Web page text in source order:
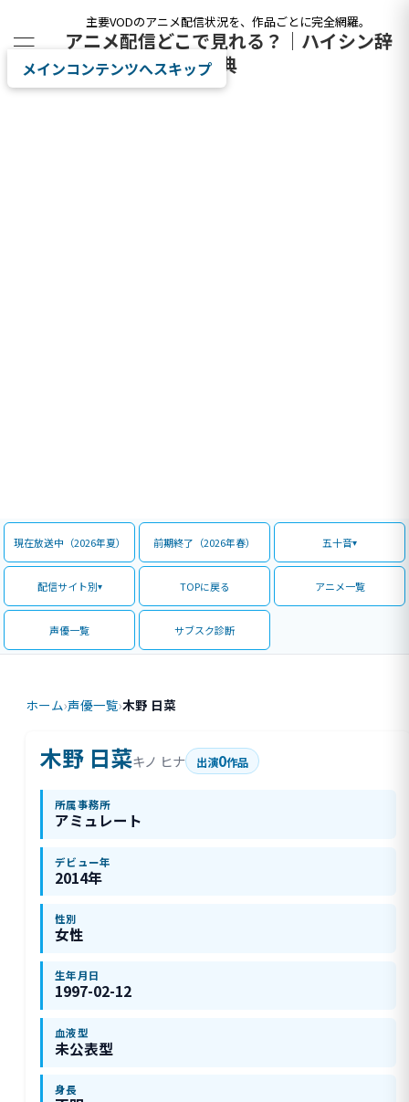
主要VODのアニメ配信状況を、作品ごとに完全網羅。
アニメ配信どこで見れる？｜ハイシン辞
典
メインコンテンツへスキップ
現在放送中（2026年夏） 前期終了（2026年春） 五十音
配信サイト別 TOPに戻る アニメ一覧
声優一覧 サブスク診断
ホーム›声優一覧›木野 日菜
木野 日菜キノ ヒナ 出演0作品
所属事務所
アミュレート
デビュー年
2014年
性別
女性
生年月日
1997-02-12
血液型
未公表型
身長